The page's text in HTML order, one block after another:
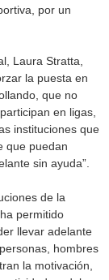
por un
Laura Stratta,
la puesta en
que no
en ligas,
instituciones que
que puedan
sin ayuda”.
de la
permitido
llevar adelante
hombres
la motivación,